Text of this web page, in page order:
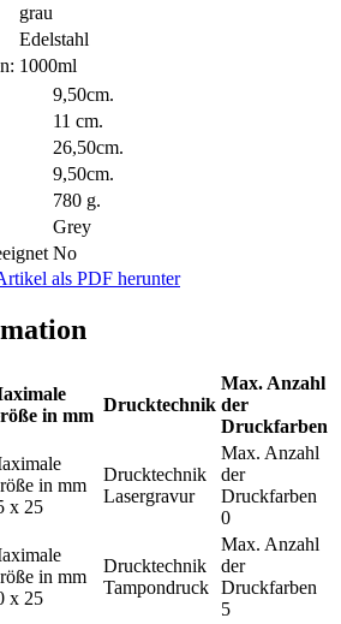
grau
Edelstahl
1000ml
9,50cm.
11 cm.
26,50cm.
9,50cm.
780 g.
Grey
No
als PDF herunter
in mm
Drucktechnik
Max. Anzahl
der
Druckfarben
in mm
x 25
Drucktechnik
Lasergravur
Max. Anzahl
der
Druckfarben
0
in mm
x 25
Drucktechnik
Tampondruck
Max. Anzahl
der
Druckfarben
5